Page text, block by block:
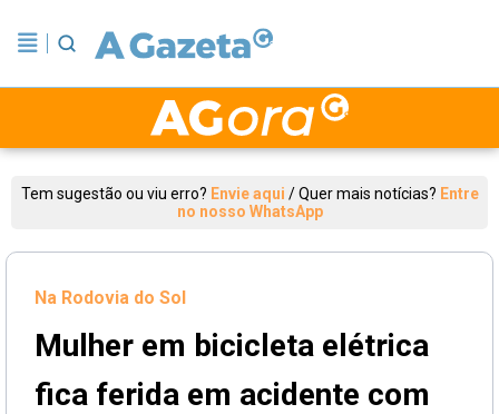
Tem sugestão ou viu erro? Envie aqui /Quer mais notícias? Entre
no nosso WhatsApp
Na Rodovia do Sol
Mulher em bicicleta elétrica
fica ferida em acidente com